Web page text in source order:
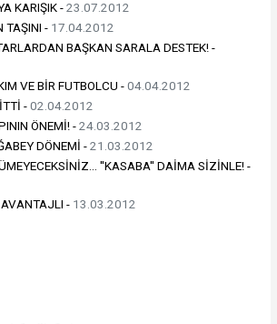
KARIŞIK -23.07.2012
TAŞINI - 17.04.2012
BAŞKAN SARALA DESTEK! -
VE BİR FUTBOLCU -04.04.2012
-02.04.2012
ÖNEMİ! -24.03.2012
DÖNEMİ -21.03.2012
''KASABA'' DAİMA SİZİNLE! -
- 13.03.2012